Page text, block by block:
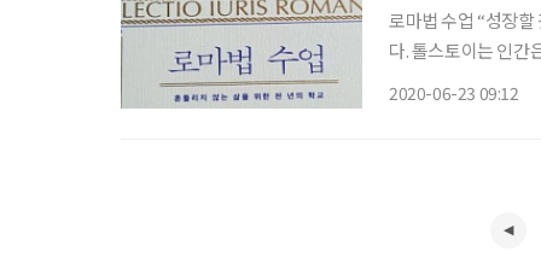
로마법 수업 “성장할 것이다. 변화할 것이
다. 톨스토이는 인간
2020-06-23 09:12